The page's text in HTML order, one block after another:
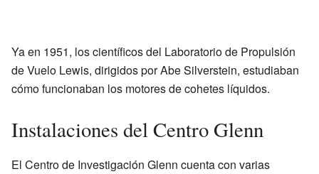
Ya en 1951, los científicos del Laboratorio de Propulsión
de Vuelo Lewis, dirigidos por Abe Silverstein, estudiaban
cómo funcionaban los motores de cohetes líquidos.
Instalaciones del Centro Glenn
El Centro de Investigación Glenn cuenta con varias